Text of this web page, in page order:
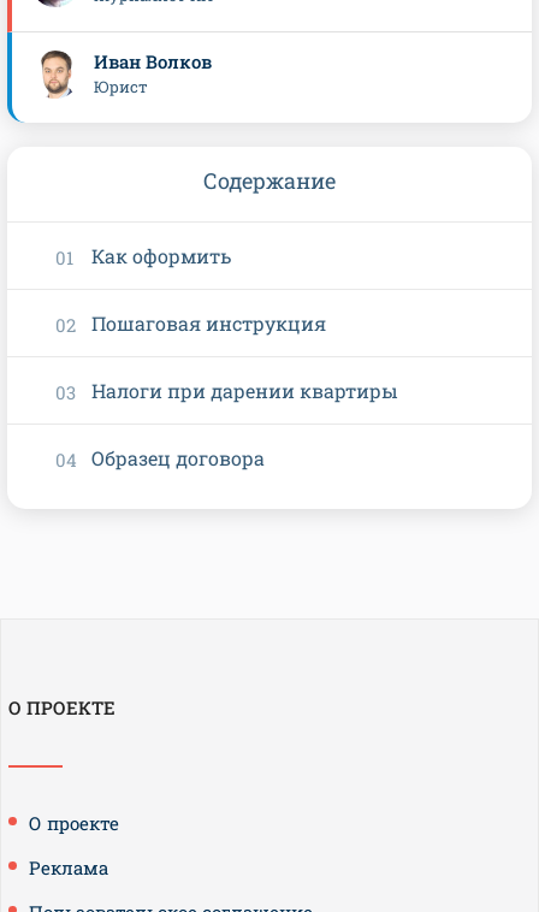
Иван Волков
Юрист
Содержание
Как оформить
Пошаговая инструкция
Налоги при дарении квартиры
Образец договора
О ПРОЕКТЕ
О проекте
Реклама